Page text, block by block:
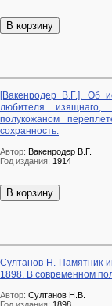
В корзину
[Вакенродер В.Г.]. Об
любителя
полукожаном
сохранность.
Автор: Вакенродер В.Г.
Год издания: 1914
В корзину
Султанов Н. Памятник
1898. В современном
Автор: Султанов Н.В.